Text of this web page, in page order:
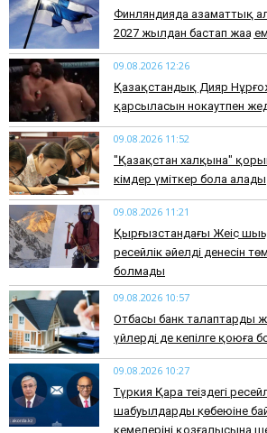
Финляндияда азаматтық
2027 жылдан бастап жаңа
09.08.2026 12:26
Қазақстандық Дияр
қарсыласын нокаутпен
09.08.2026 11:52
"Қазақстан халқына"
кімдер үміткер бола алады
09.08.2026 11:21
Қырғызстандағы Жеңіс
ресейлік әйелдің денесін
болмады
09.08.2026 10:57
Отбасы банк талаптарды
үйлерді де кепілге қоюға
09.08.2026 10:27
Түркия Қара теңіздегі
шабуылдардың көбеюіне
кемелерінің қозғалысына